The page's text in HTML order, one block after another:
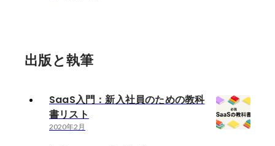
出版と執筆
SaaS入門：新入社員のための教科
書リスト
2020年2月